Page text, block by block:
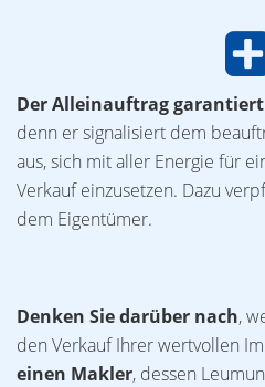
Der Alleinauftrag
denn er signalisiert dem
aus, sich mit aller Energie für
Verkauf einzusetzen. Dazu
dem Eigentümer.
Denken Sie darüber nach,
den Verkauf Ihrer wertvollen
einen Makler, dessen